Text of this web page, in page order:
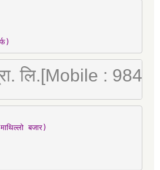
प्रा. लि.[Mobile :
बजार)